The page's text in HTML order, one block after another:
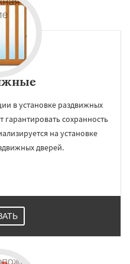
в установке раздвижных
гарантировать сохранность
на установке
дверей.